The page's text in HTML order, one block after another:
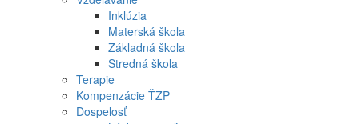
Inklúzia
Materská škola
Základná škola
Stredná škola
Terapie
Kompenzácie ŤZP
Dospelosť